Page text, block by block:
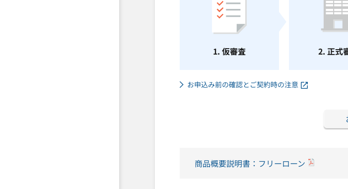
1. 仮審査 2. 正式
お申込み前の確認とご契約時の注意
商品概要説明書：フリーローン